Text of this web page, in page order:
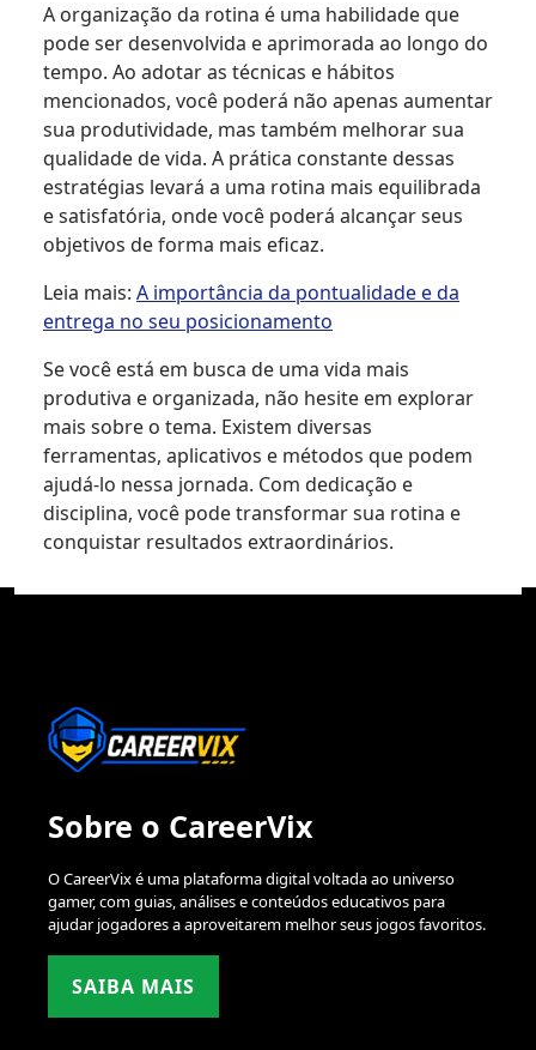
A organização da rotina é uma habilidade que
pode ser desenvolvida e aprimorada ao longo do
tempo. Ao adotar as técnicas e hábitos
mencionados, você poderá não apenas aumentar
sua produtividade, mas também melhorar sua
qualidade de vida. A prática constante dessas
estratégias levará a uma rotina mais equilibrada
e satisfatória, onde você poderá alcançar seus
objetivos de forma mais eficaz.
Leia mais: A importância da pontualidade e da
entrega no seu posicionamento
Se você está em busca de uma vida mais
produtiva e organizada, não hesite em explorar
mais sobre o tema. Existem diversas
ferramentas, aplicativos e métodos que podem
ajudá-lo nessa jornada. Com dedicação e
disciplina, você pode transformar sua rotina e
conquistar resultados extraordinários.
Sobre o CareerVix
O CareerVix é uma plataforma digital voltada ao universo
gamer, com guias, análises e conteúdos educativos para
ajudar jogadores a aproveitarem melhor seus jogos favoritos.
SAIBA MAIS